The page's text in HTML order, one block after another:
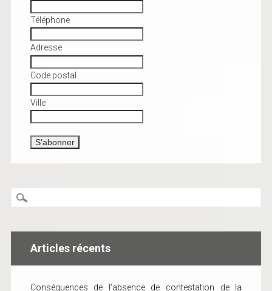
Téléphone
Adresse
Code postal
Ville
Articles récents
Conséquences de l’absence de contestation de la